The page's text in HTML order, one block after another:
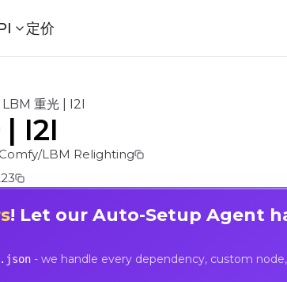
定价
LBM 重光 | I2I
| I2I
LBM Relighting
! Let our Auto-Setup Agent
- we handle every dependency, custom